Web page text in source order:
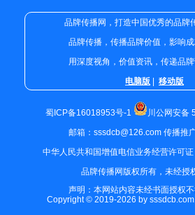
品牌传播网，打造中国优秀的品牌
品牌传播，传播品牌价值，影响成
用深度视角，价值资讯，传递品牌
电脑版
移动版
蜀ICP备16018953号-1
川公网安备
邮箱：sssdcb@126.com 传播推
中华人民共和国增值电信业务经营许可
品牌传播网版权所有，未经授
声明：本网站内容未经书面授权
Copyright © 2019-2026 by